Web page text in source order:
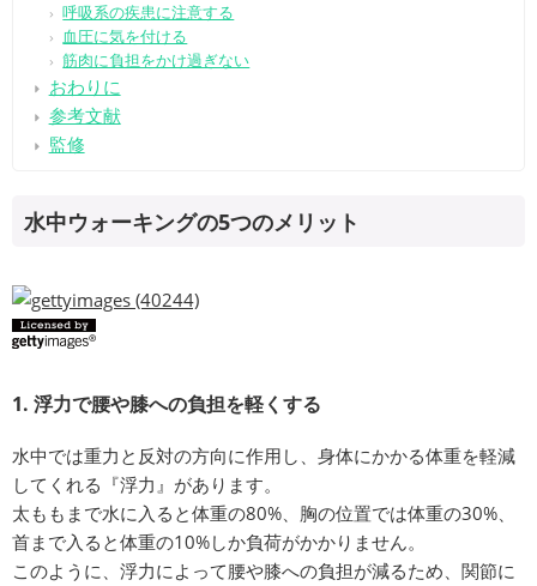
呼吸系の疾患に注意する
血圧に気を付ける
筋肉に負担をかけ過ぎない
おわりに
参考文献
監修
水中ウォーキングの5つのメリット
1. 浮力で腰や膝への負担を軽くする
水中では重力と反対の方向に作用し、身体にかかる体重を軽減
してくれる『浮力』があります。
太ももまで水に入ると体重の80%、胸の位置では体重の30%、
首まで入ると体重の10%しか負荷がかかりません。
このように、浮力によって腰や膝への負担が減るため、関節に